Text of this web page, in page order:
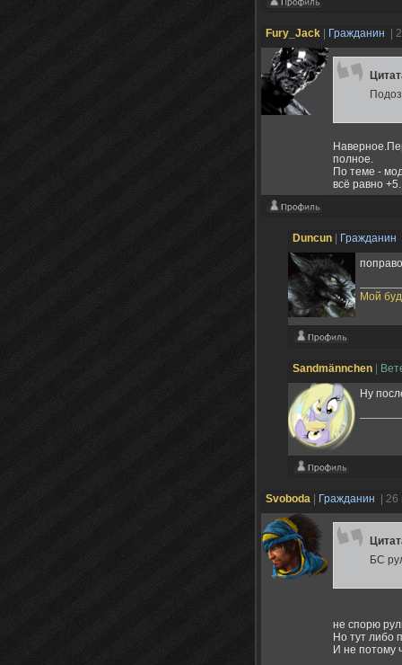
Fury_Jack Гражданин |
полное.
По теме -
всё равно +5.
Duncun Гражданин
Мой
Sandmännchen
Ну
Svoboda Гражданин |
БС
не спорю
Но тут либо
И не потому